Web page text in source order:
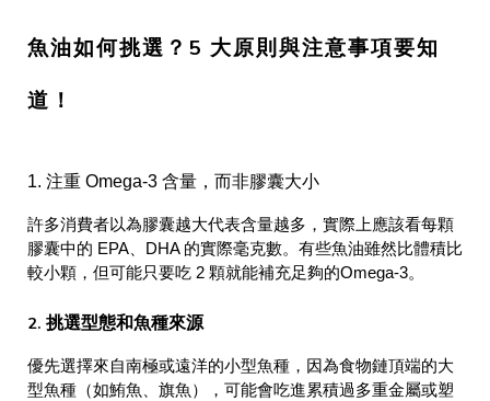
魚油如何挑選？5 大原則與注意事項要知
道！
1. 注重 Omega-3 含量，而非膠囊大小
許多消費者以為膠囊越大代表含量越多，實際上應該看每顆
膠囊中的 EPA、DHA 的實際毫克數。有些魚油雖然比體積比
較小顆，但可能只要吃 2 顆就能補充足夠的Omega-3。
2. 挑選型態和魚種來源
優先選擇來自南極或遠洋的小型魚種，因為食物鏈頂端的大
型魚種（如鮪魚、旗魚），可能會吃進累積過多重金屬或塑